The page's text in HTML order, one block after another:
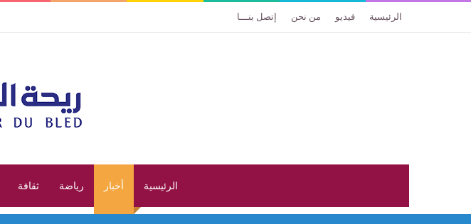
الرئيسية فيديو من نحن إتصل بنـــا
الرئيسية أخبار رياضة ثقافة